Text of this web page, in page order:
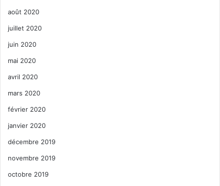
août 2020
juillet 2020
juin 2020
mai 2020
avril 2020
mars 2020
février 2020
janvier 2020
décembre 2019
novembre 2019
octobre 2019